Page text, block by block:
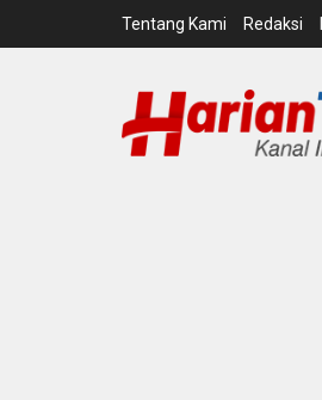
Tentang Kami Redaksi